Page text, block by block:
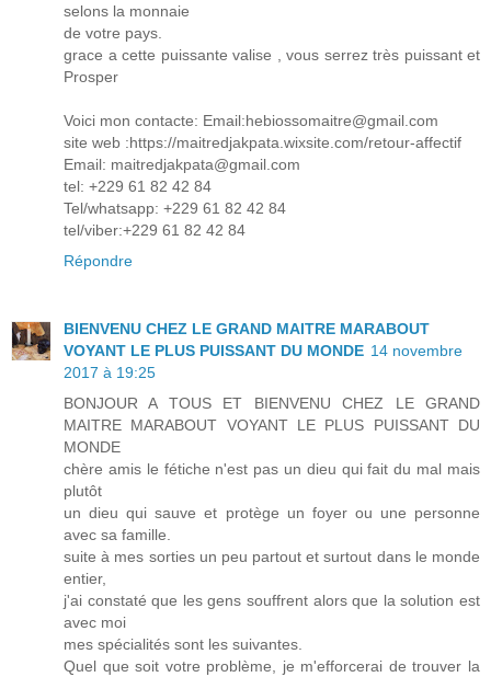
selons la monnaie
de votre pays.
grace a cette puissante valise , vous serrez très puissant et
Prosper
Voici mon contacte: Email:hebiossomaitre@gmail.com
site web :https://maitredjakpata.wixsite.com/retour-affectif
Email: maitredjakpata@gmail.com
tel: +229 61 82 42 84
Tel/whatsapp: +229 61 82 42 84
tel/viber:+229 61 82 42 84
Répondre
BIENVENU CHEZ LE GRAND MAITRE MARABOUT
VOYANT LE PLUS PUISSANT DU MONDE 14 novembre
2017 à 19:25
BONJOUR A TOUS ET BIENVENU CHEZ LE GRAND
MAITRE MARABOUT VOYANT LE PLUS PUISSANT DU
MONDE
chère amis le fétiche n'est pas un dieu qui fait du mal mais
plutôt
un dieu qui sauve et protège un foyer ou une personne
avec sa famille.
suite à mes sorties un peu partout et surtout dans le monde
entier,
j'ai constaté que les gens souffrent alors que la solution est
avec moi
mes spécialités sont les suivantes.
Quel que soit votre problème, je m'efforcerai de trouver la